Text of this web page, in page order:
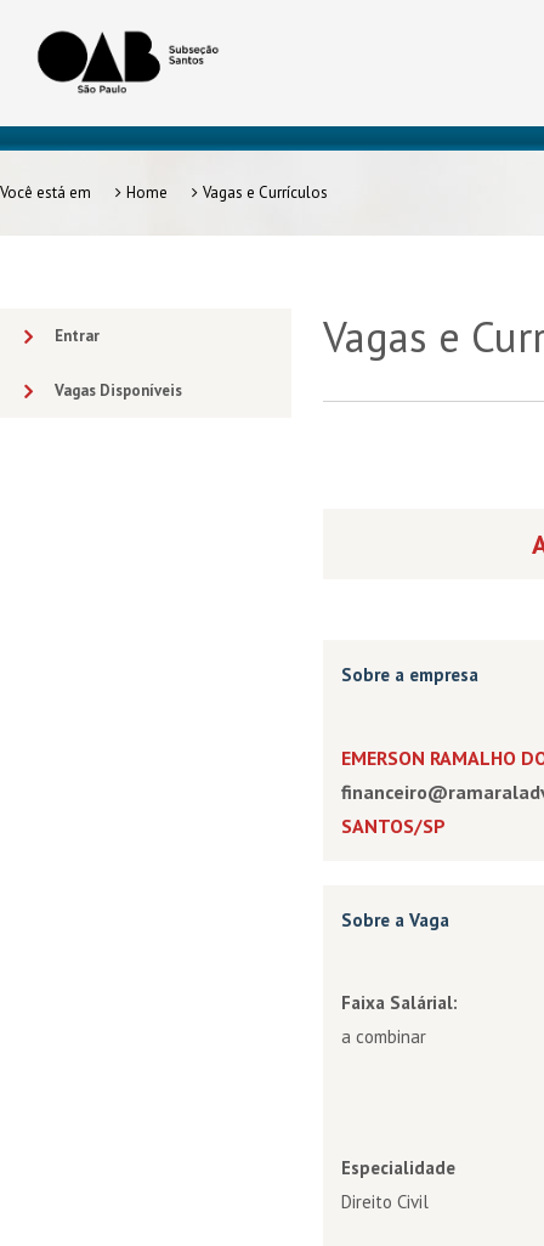
Você está em Home Vagas e Currículos
Entrar
Vagas Disponíveis
Vagas e
Sobre a empresa
EMERSON RAMALHO
SANTOS/SP
Sobre a Vaga
Faixa Salárial:
a combinar
Especialidade
Direito Civil